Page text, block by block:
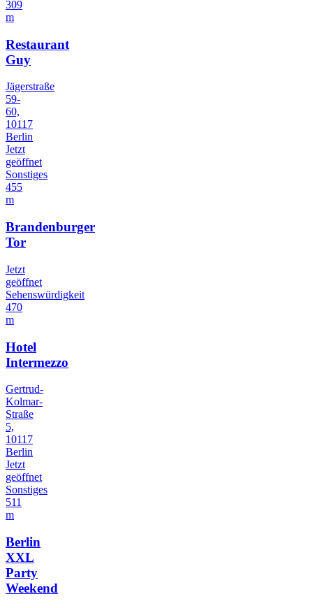
309
m
Restaurant
Guy
Jägerstraße
59-
60,
10117
Berlin
Jetzt
geöffnet
Sonstiges
455
m
Brandenburger
Tor
Jetzt
geöffnet
Sehenswürdigkeit
470
m
Hotel
Intermezzo
Gertrud-
Kolmar-
Straße
5,
10117
Berlin
Jetzt
geöffnet
Sonstiges
511
m
Berlin
XXL
Party
Weekend